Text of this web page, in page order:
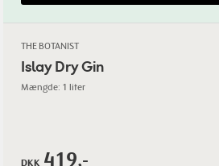
THE BOTANIST
Islay Dry Gin
Mængde: 1 liter
DKK 419,-